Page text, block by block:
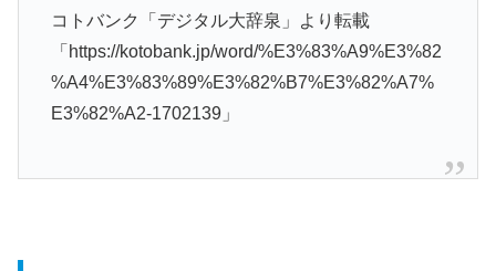
コトバンク「デジタル大辞泉」より転載
「https://kotobank.jp/word/%E3%83%A9%E3%82
%A4%E3%83%89%E3%82%B7%E3%82%A7%
E3%82%A2-1702139」